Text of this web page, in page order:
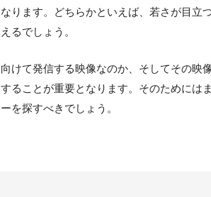
ります。どちらかといえば、若さが目立
るでしょう。
けて発信する映像なのか、そしてその映
ることが重要となります。そのために
を探すべきでしょう。